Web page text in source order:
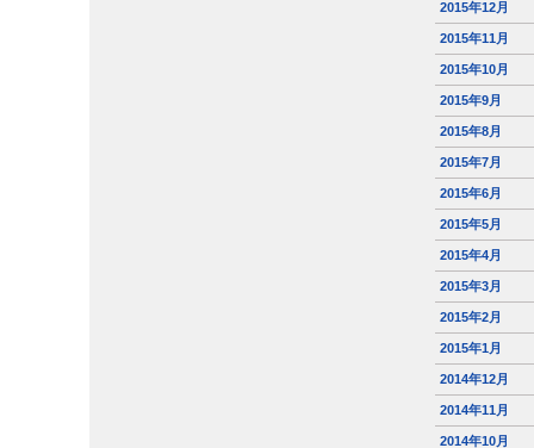
2015年12月
2015年11月
2015年10月
2015年9月
2015年8月
2015年7月
2015年6月
2015年5月
2015年4月
2015年3月
2015年2月
2015年1月
2014年12月
2014年11月
2014年10月